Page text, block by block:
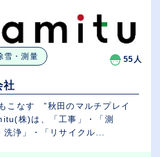
雪・測量 55人
社
こなす ”秋田のマルチプレイ
株)は、「工事」・「測
洗浄」・「リサイクル...